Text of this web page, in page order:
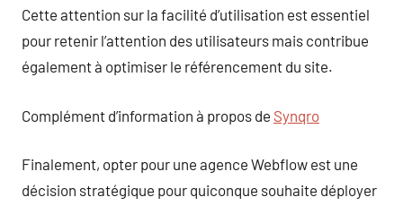
Cette attention sur la facilité d’utilisation est essentiel
pour retenir l’attention des utilisateurs mais contribue
également à optimiser le référencement du site.
Complément d’information à propos de Synqro
Finalement, opter pour une agence Webflow est une
décision stratégique pour quiconque souhaite déployer